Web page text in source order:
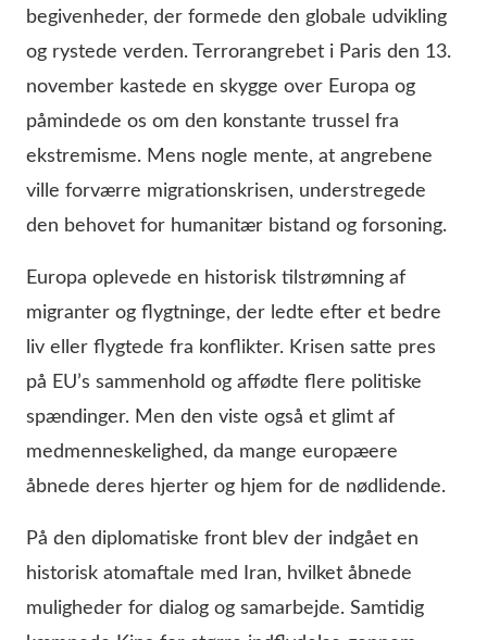
begivenheder, der formede den globale udvikling
og rystede verden. Terrorangrebet i Paris den 13.
november kastede en skygge over Europa og
påmindede os om den konstante trussel fra
ekstremisme. Mens nogle mente, at angrebene
ville forværre migrationskrisen, understregede
den behovet for humanitær bistand og forsoning.
Europa oplevede en historisk tilstrømning af
migranter og flygtninge, der ledte efter et bedre
liv eller flygtede fra konflikter. Krisen satte pres
på EU’s sammenhold og affødte flere politiske
spændinger. Men den viste også et glimt af
medmenneskelighed, da mange europæere
åbnede deres hjerter og hjem for de nødlidende.
På den diplomatiske front blev der indgået en
historisk atomaftale med Iran, hvilket åbnede
muligheder for dialog og samarbejde. Samtidig